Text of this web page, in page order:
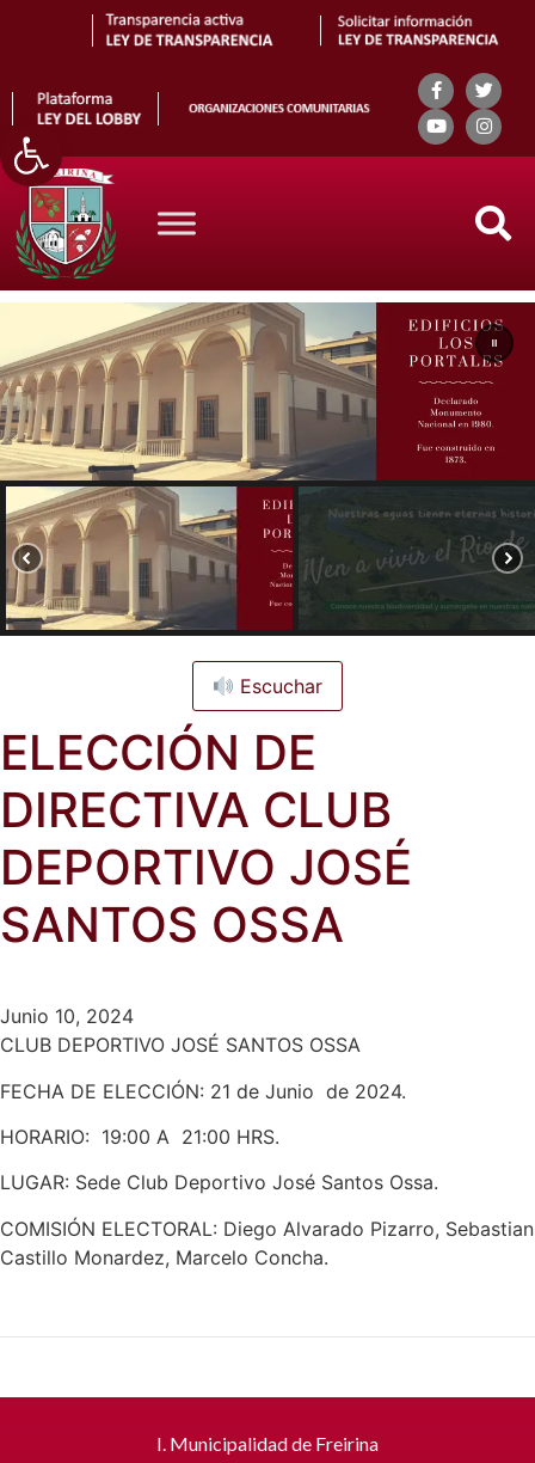
Abrir barra de herramientas
Search
Escuchar
ELECCIÓN DE
DIRECTIVA CLUB
DEPORTIVO JOSÉ
SANTOS OSSA
Junio 10, 2024
CLUB DEPORTIVO JOSÉ SANTOS OSSA
FECHA DE ELECCIÓN: 21 de Junio de 2024.
HORARIO: 19:00 A 21:00 HRS.
LUGAR: Sede Club Deportivo José Santos Ossa.
COMISIÓN ELECTORAL: Diego Alvarado Pizarro, Sebastian
Castillo Monardez, Marcelo Concha.
I. Municipalidad de Freirina